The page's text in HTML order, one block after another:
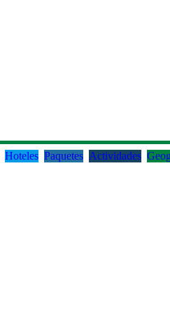
Hoteles Paquetes Actividades